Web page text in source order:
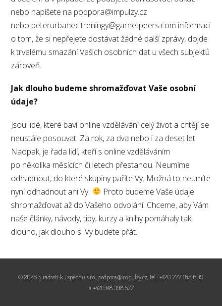
nebo napíšete na podpora@impulzy.cz
nebo peterurbanec.treningy@garnetpeers.com informaci
o tom, že si nepřejete dostávat žádné další zprávy, dojde
k trvalému smazání Vašich osobních dat u všech subjektů
zároveň.
Jak dlouho budeme shromažďovat Vaše osobní
údaje?
Jsou lidé, které baví online vzdělávání celý život a chtějí se
neustále posouvat. Za rok, za dva nebo i za deset let.
Naopak, je řada lidí, kteří s online vzděláváním
po několika měsících či letech přestanou. Neumíme
odhadnout, do které skupiny paříte Vy. Možná to neumíte
nyní odhadnout ani Vy.
Proto budeme Vaše údaje
shromažďovat až do Vašeho odvolání. Chceme, aby Vám
naše články, návody, tipy, kurzy a knihy pomáhaly tak
dlouho, jak dlouho si Vy budete přát.
© 2026 S radostí k úspěchu s.r.o., podpora@impulzy.cz, tel.: +420 777 345 609
a +421 948 398 577